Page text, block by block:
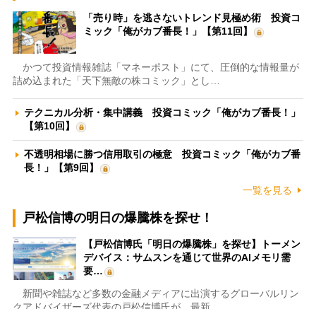
「売り時」を逃さないトレンド見極め術 投資コ
ミック「俺がカブ番長！」【第11回】
かつて投資情報雑誌「マネーポスト」にて、圧倒的な情報量が
詰め込まれた「天下無敵の株コミック」とし…
テクニカル分析・集中講義 投資コミック「俺がカブ番長！」
【第10回】
不透明相場に勝つ信用取引の極意 投資コミック「俺がカブ番
長！」【第9回】
一覧を見る
戸松信博の明日の爆騰株を探せ！
【戸松信博氏「明日の爆騰株」を探せ】トーメン
デバイス：サムスンを通じて世界のAIメモリ需
要…
新聞や雑誌など多数の金融メディアに出演するグローバルリン